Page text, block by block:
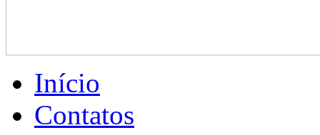
Início
Contatos